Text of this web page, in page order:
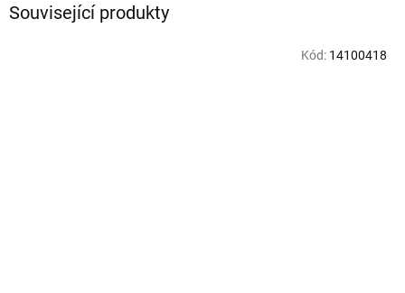
Související produkty
Kód: 14100418